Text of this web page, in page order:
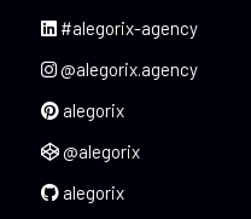
#alegorix-agency
@alegorix.agency
alegorix
@alegorix
alegorix